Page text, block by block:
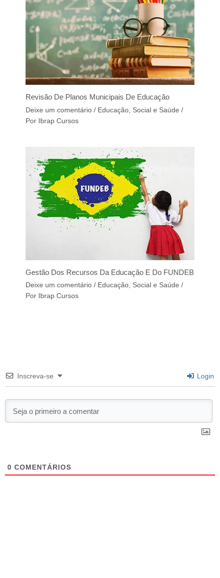
Revisão De Planos Municipais De Educação
Deixe um comentário / Educação, Social e Saúde /
Por Ibrap Cursos
Gestão Dos Recursos Da Educação E Do FUNDEB
Deixe um comentário / Educação, Social e Saúde /
Por Ibrap Cursos
Inscreva-se Login
0 COMENTÁRIOS